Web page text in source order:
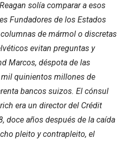
solía comparar a esos
Fundadores de los Estados
de mármol o discretas
evitan preguntas y
Marcos, déspota de las
quinientos millones de
bancos suizos. El cónsul
era un director del Crédit
doce años después de la caída
pleito y contrapleito, el